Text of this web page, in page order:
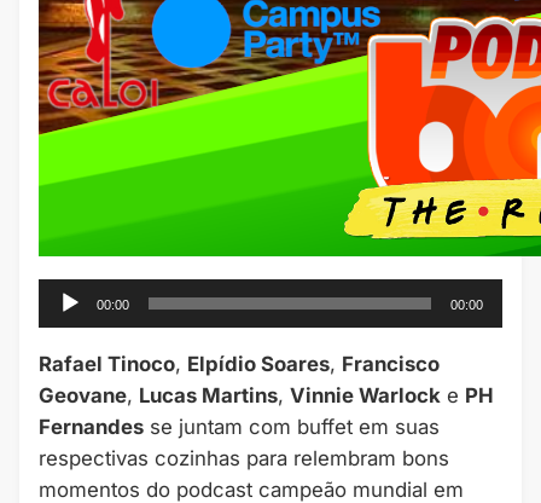
Tocador
de
áudio
00:00 00:00
Rafael Tinoco, Elpídio Soares, Francisco
Geovane, Lucas Martins, Vinnie Warlock e PH
Fernandes se juntam com buffet em suas
respectivas cozinhas para relembram bons
momentos do podcast campeão mundial em